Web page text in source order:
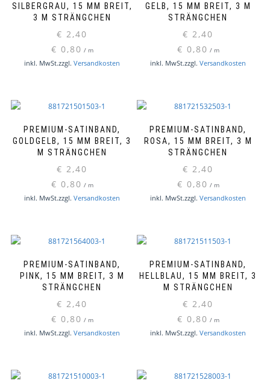
SILBERGRAU, 15 MM BREIT,
3 M STRÄNGCHEN
€ 2,40
€ 0,80 / m
inkl. MwSt.zzgl. Versandkosten
GELB, 15 MM BREIT, 3 M
STRÄNGCHEN
€ 2,40
€ 0,80 / m
inkl. MwSt.zzgl. Versandkosten
PREMIUM-SATINBAND,
GOLDGELB, 15 MM BREIT, 3
M STRÄNGCHEN
€ 2,40
€ 0,80 / m
inkl. MwSt.zzgl. Versandkosten
PREMIUM-SATINBAND,
ROSA, 15 MM BREIT, 3 M
STRÄNGCHEN
€ 2,40
€ 0,80 / m
inkl. MwSt.zzgl. Versandkosten
PREMIUM-SATINBAND,
PINK, 15 MM BREIT, 3 M
STRÄNGCHEN
€ 2,40
€ 0,80 / m
inkl. MwSt.zzgl. Versandkosten
PREMIUM-SATINBAND,
HELLBLAU, 15 MM BREIT, 3
M STRÄNGCHEN
€ 2,40
€ 0,80 / m
inkl. MwSt.zzgl. Versandkosten